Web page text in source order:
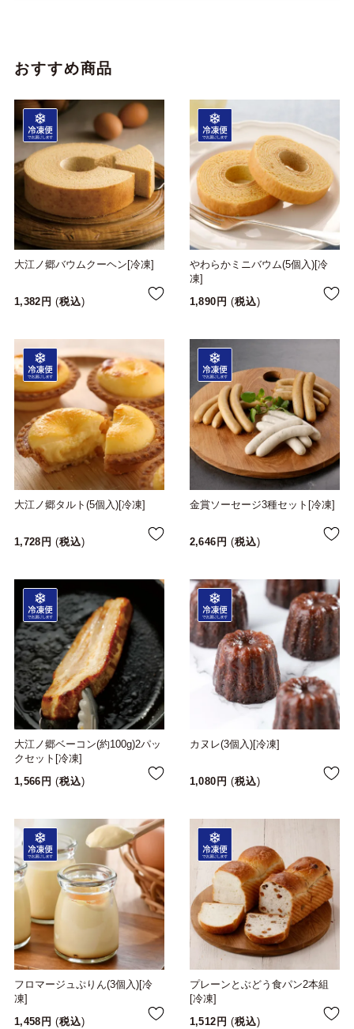
おすすめ商品
大江ノ郷バウムクーヘン[冷凍]
1,382 税込
やわらかミニバウム(5個入)[冷
凍]
1,890
税込
大江ノ郷タルト(5個入)[冷凍]
1,728 税込
金賞ソーセージ3種セット[冷凍]
2,646 税込
大江ノ郷ベーコン(約100g)2パッ
クセット[冷凍]
1,566
税込
カヌレ(3個入)[冷凍]
1,080 税込
フロマージュぷりん(3個入)[冷
凍]
1,458
税込
プレーンとぶどう食パン2本組
[冷凍]
1,512
税込